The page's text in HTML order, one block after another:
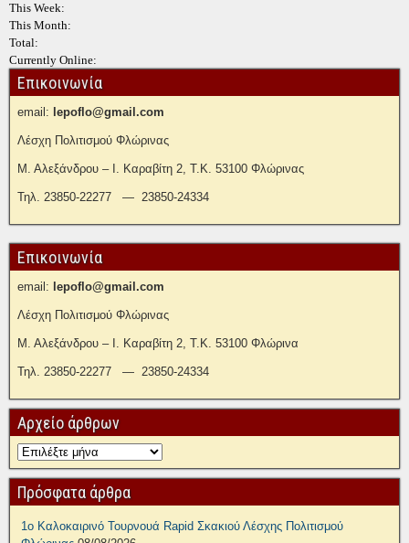
This Week:
This Month:
Total:
Currently Online:
Επικοινωνία
email: lepoflo@gmail.com
Λέσχη Πολιτισμού Φλώρινας
Μ. Αλεξάνδρου – Ι. Καραβίτη 2, Τ.Κ. 53100 Φλώρινας
Τηλ. 23850-22277 — 23850-24334
Επικοινωνία
email: lepoflo@gmail.com
Λέσχη Πολιτισμού Φλώρινας
Μ. Αλεξάνδρου – Ι. Καραβίτη 2, Τ.Κ. 53100 Φλώρινα
Τηλ. 23850-22277 — 23850-24334
Αρχείο άρθρων
Πρόσφατα άρθρα
1ο Καλοκαιρινό Τουρνουά Rapid Σκακιού Λέσχης Πολιτισμού